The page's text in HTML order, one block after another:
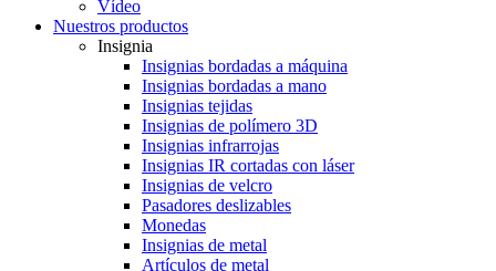
Vídeo
Nuestros productos
Insignia
Insignias bordadas a máquina
Insignias bordadas a mano
Insignias tejidas
Insignias de polímero 3D
Insignias infrarrojas
Insignias IR cortadas con láser
Insignias de velcro
Pasadores deslizables
Monedas
Insignias de metal
Artículos de metal